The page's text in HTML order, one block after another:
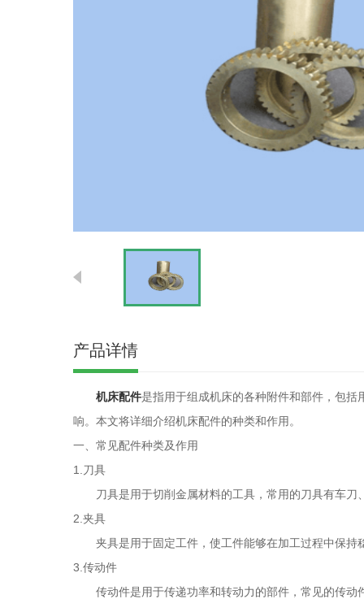
产品详情
机床配件是指用于组成机床的各种附件和部件，包
响。本文将详细介绍机床配件的种类和作用。
一、常见配件种类及作用
1.刀具
刀具是用于切削金属材料的工具，常用的刀具有车刀
2.夹具
夹具是用于固定工件，使工件能够在加工过程中保持
3.传动件
传动件是用于传递功率和转动力的部件，常见的传动